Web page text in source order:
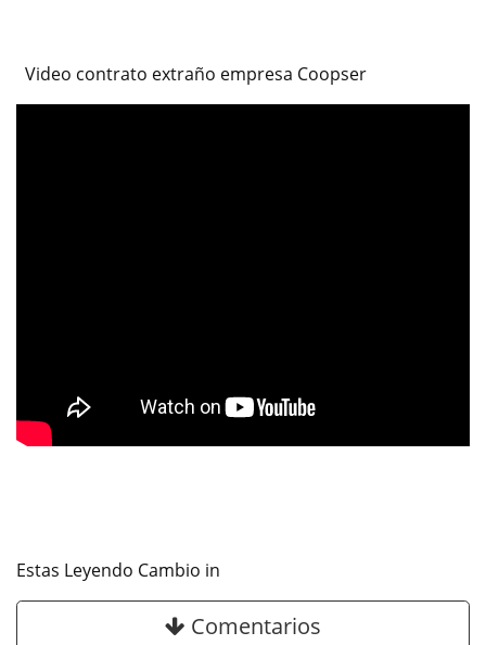
Video contrato extraño empresa Coopser
Estas Leyendo Cambio in
Comentarios